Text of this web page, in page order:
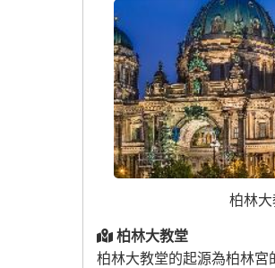
柏林
柏林大教堂
柏林大教堂的起源為柏林